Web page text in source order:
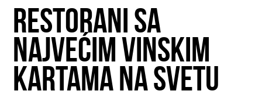
RESTORANI SA
NAJVEĆIM VINSKIM
KARTAMA NA SVETU